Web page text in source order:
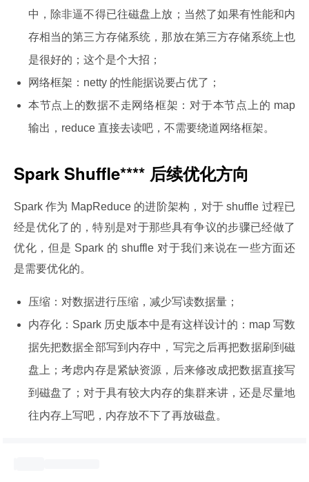
中，除非逼不得已往磁盘上放；当然了如果有性能和内
存相当的第三方存储系统，那放在第三方存储系统上也
是很好的；这个是个大招；
网络框架：netty 的性能据说要占优了；
本节点上的数据不走网络框架：对于本节点上的 map
输出，reduce 直接去读吧，不需要绕道网络框架。
Spark Shuffle**** 后续优化方向
Spark 作为 MapReduce 的进阶架构，对于 shuffle 过程已
经是优化了的，特别是对于那些具有争议的步骤已经做了
优化，但是 Spark 的 shuffle 对于我们来说在一些方面还
是需要优化的。
压缩：对数据进行压缩，减少写读数据量；
内存化：Spark 历史版本中是有这样设计的：map 写数
据先把数据全部写到内存中，写完之后再把数据刷到磁
盘上；考虑内存是紧缺资源，后来修改成把数据直接写
到磁盘了；对于具有较大内存的集群来讲，还是尽量地
往内存上写吧，内存放不下了再放磁盘。